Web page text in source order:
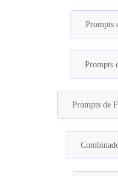
Prompts
Prompts
Prompts de